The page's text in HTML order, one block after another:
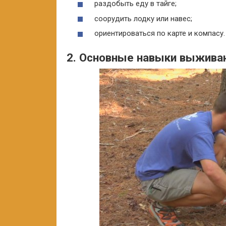
раздобыть еду в тайге;
соорудить лодку или навес;
ориентироваться по карте и компасу.
2. Основные навыки